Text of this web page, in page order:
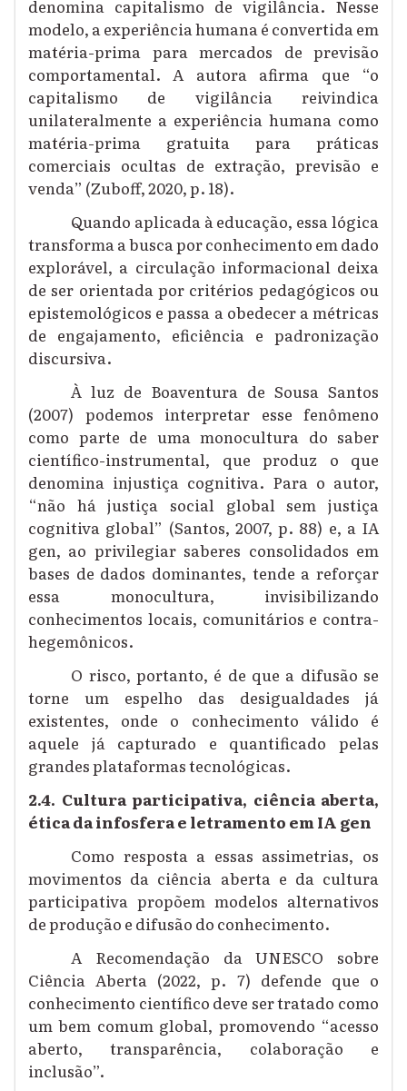
denomina capitalismo de vigilância. Nesse
modelo, a experiência humana é convertida em
matéria-prima para mercados de previsão
comportamental. A autora afirma que “o
capitalismo de vigilância reivindica
unilateralmente a experiência humana como
matéria-prima gratuita para práticas
comerciais ocultas de extração, previsão e
venda” (Zuboff, 2020, p. 18).
Quando aplicada à educação, essa lógica
transforma a busca por conhecimento em dado
explorável, a circulação informacional deixa
de ser orientada por critérios pedagógicos ou
epistemológicos e passa a obedecer a métricas
de engajamento, eficiência e padronização
discursiva.
À luz de Boaventura de Sousa Santos
(2007) podemos interpretar esse fenômeno
como parte de uma monocultura do saber
científico-instrumental, que produz o que
denomina injustiça cognitiva. Para o autor,
“não há justiça social global sem justiça
cognitiva global” (Santos, 2007, p. 88) e, a IA
gen, ao privilegiar saberes consolidados em
bases de dados dominantes, tende a reforçar
essa monocultura, invisibilizando
conhecimentos locais, comunitários e contra-
hegemônicos.
O risco, portanto, é de que a difusão se
torne um espelho das desigualdades já
existentes, onde o conhecimento válido é
aquele já capturado e quantificado pelas
grandes plataformas tecnológicas.
2.4. Cultura participativa, ciência aberta,
ética da infosfera e letramento em IA gen
Como resposta a essas assimetrias, os
movimentos da ciência aberta e da cultura
participativa propõem modelos alternativos
de produção e difusão do conhecimento.
A Recomendação da UNESCO sobre
Ciência Aberta (2022, p. 7) defende que o
conhecimento científico deve ser tratado como
um bem comum global, promovendo “acesso
aberto, transparência, colaboração e
inclusão”.